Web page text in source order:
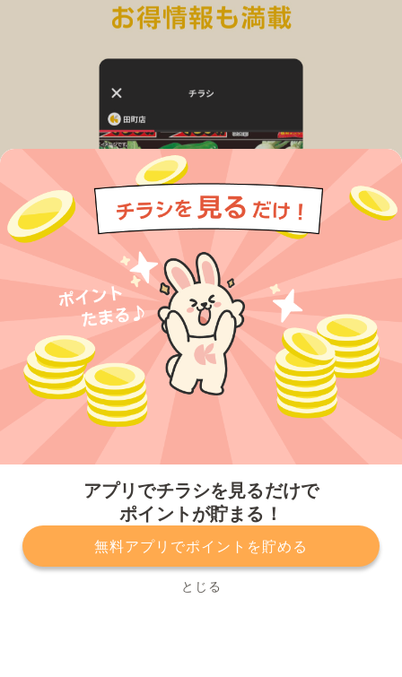
アプリでチラシを見るだけで
ポイントが貯まる！
無料アプリでポイントを貯める
とじる
プライバシーポリシー 利用規約
運営会社
サービスに関してのお問い合わせ